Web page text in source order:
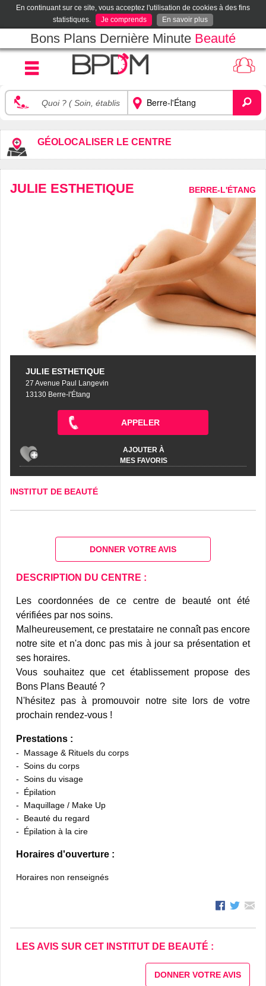
En continuant sur ce site, vous acceptez l'utilisation de cookies à des fins
statistiques.
Je comprends En savoir plus
Bons Plans Dernière Minute Beauté
GÉOLOCALISER LE CENTRE
JULIE ESTHETIQUE BERRE-L'ÉTANG
JULIE ESTHETIQUE
27 Avenue Paul Langevin
13130 Berre-l'Étang
APPELER
AJOUTER À
MES FAVORIS
INSTITUT DE BEAUTÉ
DONNER VOTRE AVIS
DESCRIPTION DU CENTRE :
Les coordonnées de ce centre de beauté ont été
vérifiées par nos soins.
Malheureusement, ce prestataire ne connaît pas encore
notre site et n'a donc pas mis à jour sa présentation et
ses horaires.
Vous souhaitez que cet établissement propose des
Bons Plans Beauté ?
N'hésitez pas à promouvoir notre site lors de votre
prochain rendez-vous !
Prestations :
Massage & Rituels du corps
Soins du corps
Soins du visage
Épilation
Maquillage / Make Up
Beauté du regard
Épilation à la cire
Horaires d'ouverture :
Horaires non renseignés
LES AVIS SUR CET INSTITUT DE BEAUTÉ :
DONNER VOTRE AVIS